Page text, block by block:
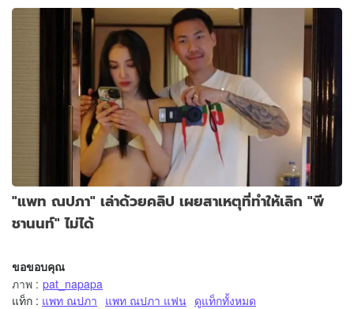
"แพท ณปภา" เล่าด้วยคลิป เผยสาเหตุที่ทำให้เลิก "พี
ชานนท์" ไม่ได้
ขอขอบคุณ
ภาพ : pat_napapa
แท็ก : แพท ณปภา แพท ณปภา แฟน ดูแท็กทั้งหมด